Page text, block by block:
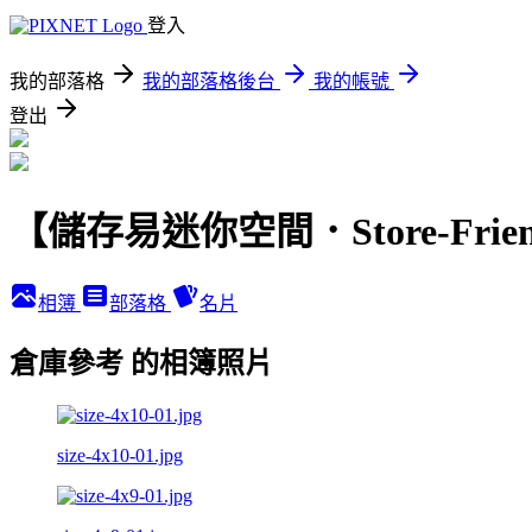
登入
我的部落格 我的部落格後台
我的帳號
登出
【儲存易迷你空間．Store-
相簿 部落格 名片
倉庫參考 的相簿照片
size-4x10-01.jpg